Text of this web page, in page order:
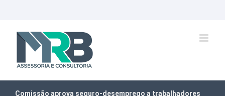
Comissão aprova seguro-desemprego a trabalhadores